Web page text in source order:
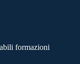
formazioni